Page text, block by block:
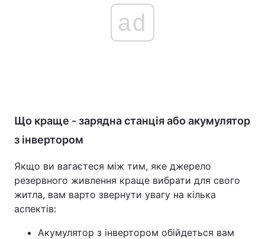
ad
Що краще - зарядна станція або акумулятор
з інвертором
Якщо ви вагаєтеся між тим, яке джерело
резервного живлення краще вибрати для свого
житла, вам варто звернути увагу на кілька
аспектів:
Акумулятор з інвертором обійдеться вам